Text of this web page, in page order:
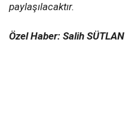
paylaşılacaktır.
Özel Haber: Salih SÜTLAN